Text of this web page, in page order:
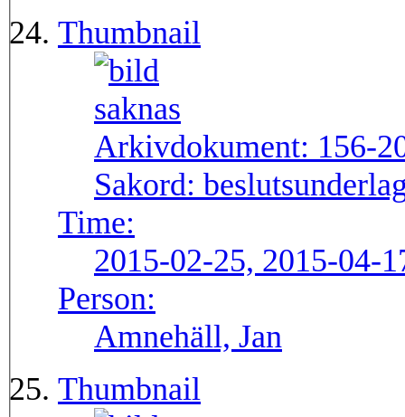
Thumbnail
Arkivdokument: 156-
Sakord:
Time:
2015-02-25, 2015-04-
Person:
Amnehäll, Jan
Thumbnail